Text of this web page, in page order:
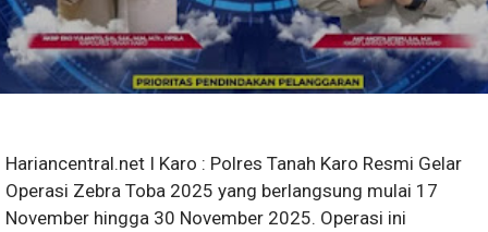
Hariancentral.net I Karo : Polres Tanah Karo Resmi Gelar
Operasi Zebra Toba 2025 yang berlangsung mulai 17
November hingga 30 November 2025. Operasi ini